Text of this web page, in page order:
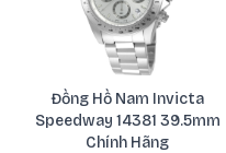
Đồng Hồ Nam Invicta
Speedway 14381 39.5mm
Chính Hãng